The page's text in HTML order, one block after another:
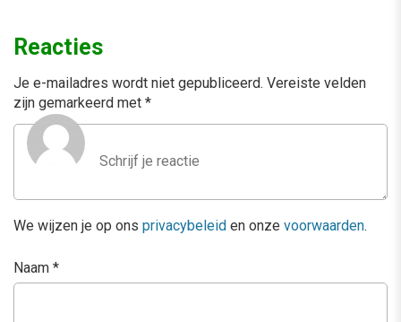
Reacties
Je e-mailadres wordt niet gepubliceerd. Vereiste velden
zijn gemarkeerd met *
We wijzen je op ons privacybeleid en onze voorwaarden.
Naam *